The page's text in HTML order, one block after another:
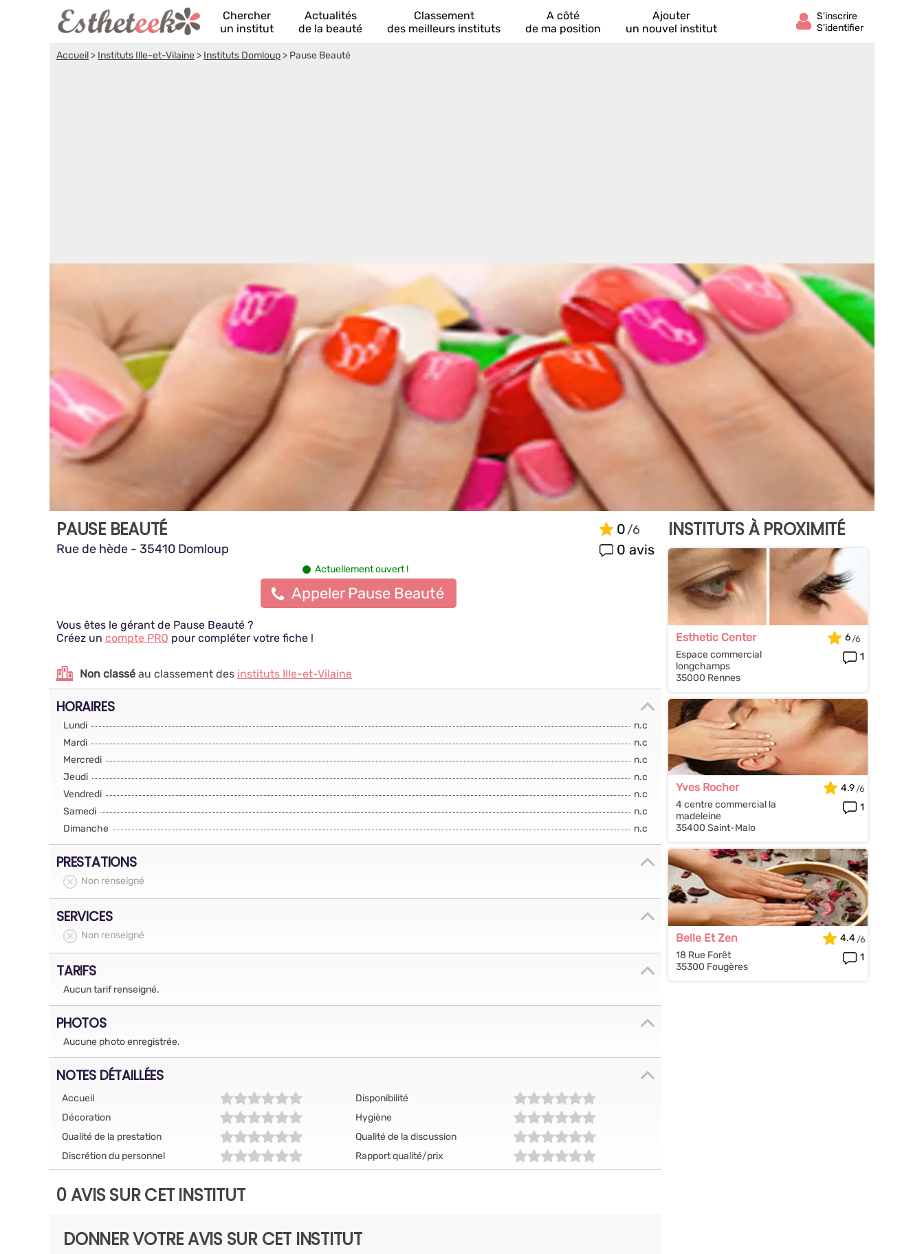
Chercher
un institut
Actualités
de la beauté
Classement
des meilleurs instituts
A côté
de ma position
Ajouter
un nouvel institut
Accueil > Instituts Ille-et-Vilaine > Instituts Domloup > Pause Beauté
PAUSE BEAUTÉ
Rue de hède - 35410 Domloup
0
0 avis
Actuellement ouvert !
Appeler Pause Beauté
Vous êtes le gérant de Pause Beauté ?
Créez un compte PRO pour compléter votre fiche !
Non classé au classement des instituts Ille-et-Vilaine
HORAIRES
Lundi
n.c
Mardi
n.c
Mercredi
n.c
Jeudi
n.c
Vendredi
n.c
Samedi
n.c
Dimanche
n.c
PRESTATIONS
Non renseigné
SERVICES
Non renseigné
TARIFS
Aucun tarif renseigné.
PHOTOS
Aucune photo enregistrée.
NOTES DÉTAILLÉES
Accueil
Disponibilité
Décoration
Hygiène
Qualité de la prestation
Qualité de la discussion
Discrétion du personnel
Rapport qualité/prix
0 AVIS SUR CET INSTITUT
DONNER VOTRE AVIS SUR CET INSTITUT
INSTITUTS À PROXIMITÉ
Esthetic Center
Espace commercial
longchamps
35000 Rennes
6
1
Yves Rocher
4 centre commercial la
madeleine
35400 Saint-Malo
4.9
1
Belle Et Zen
18 Rue Forêt
35300 Fougères
4.4
1